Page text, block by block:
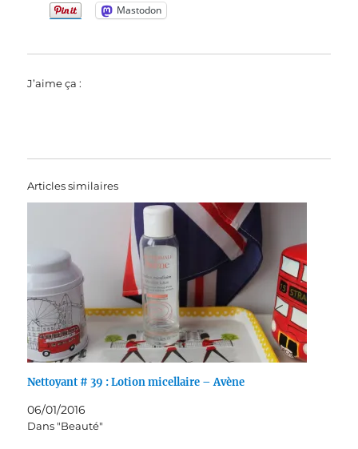
Mastodon
J’aime ça :
Articles similaires
Nettoyant # 39 : Lotion micellaire – Avène
06/01/2016
Dans "Beauté"